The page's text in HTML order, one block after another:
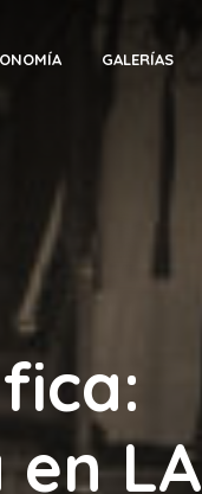
GALERÍAS
en LA